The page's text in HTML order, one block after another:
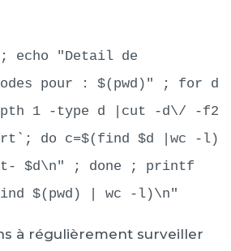
; echo "Detail de
pour : $(pwd)" ; for d
1 -type d |cut -d\/ -f2
do c=$(find $d |wc -l)
$d\n" ; done ; printf
$(pwd) | wc -l)\n"
à régulièrement surveiller